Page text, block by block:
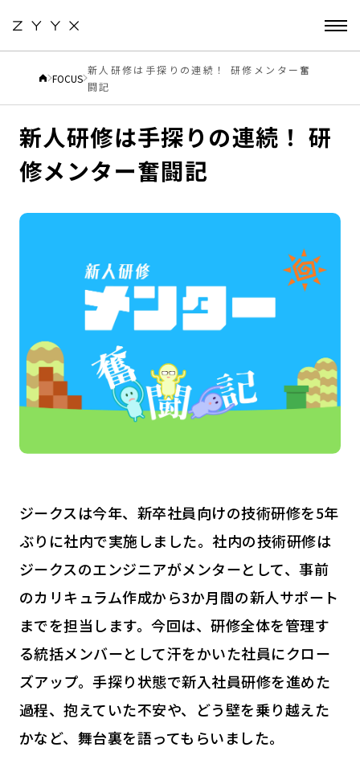
FOCUS
新人研修は手探りの連続！ 研修メンター奮
闘記
2024.10.21
新人研修は手探りの連続！ 研
修メンター奮闘記
ジークスは今年、新卒社員向けの技術研修を5年
ぶりに社内で実施しました。社内の技術研修は
ジークスのエンジニアがメンターとして、事前
のカリキュラム作成から3か月間の新人サポート
までを担当します。今回は、研修全体を管理す
る統括メンバーとして汗をかいた社員にクロー
ズアップ。手探り状態で新入社員研修を進めた
過程、抱えていた不安や、どう壁を乗り越えた
かなど、舞台裏を語ってもらいました。